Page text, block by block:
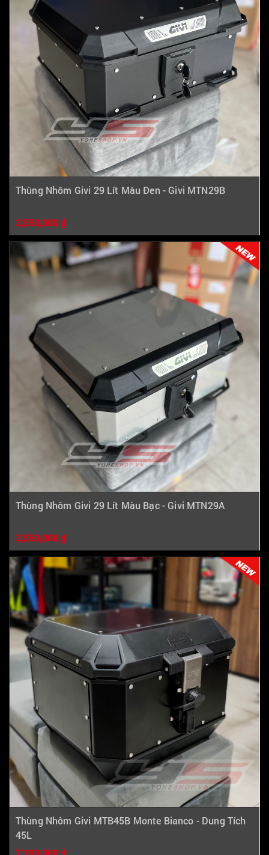
Thùng Nhôm Givi 29 Lít Màu Đen - Givi MTN29B
3,550,000 ₫
Thùng Nhôm Givi 29 Lít Màu Bạc - Givi MTN29A
3,550,000 ₫
Thùng Nhôm Givi MTB45B Monte Bianco - Dung Tích
45L